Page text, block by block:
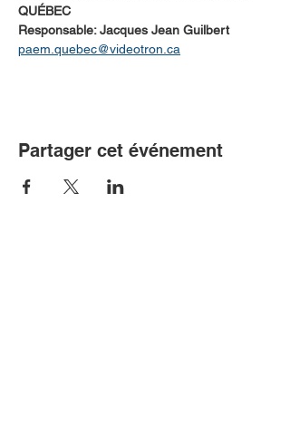
QUÉBEC
Responsable: Jacques Jean Guilbert
paem.quebec@videotron.ca
Partager cet événement